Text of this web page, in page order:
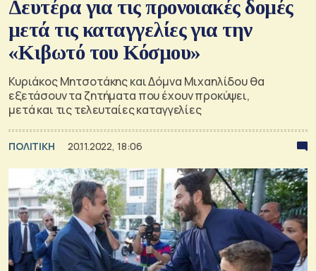
Δευτέρα για τις προνοιακές δομές
μετά τις καταγγελίες για την
«Κιβωτό του Κόσμου»
Κυριάκος Μητσοτάκης και Δόμνα Μιχαηλίδου θα
εξετάσουν τα ζητήματα που έχουν προκύψει,
μετά και τις τελευταίες καταγγελίες
ΠΟΛΙΤΙΚΗ 20.11.2022, 18:06